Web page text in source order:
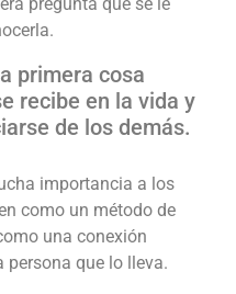
primera cosa
recibe en la vida y
de los demás.
importancia a los
como un método de
una conexión
persona que lo lleva.